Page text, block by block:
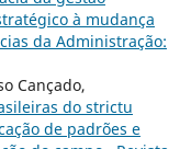
à mudança
da Administração:
Cançado,
do strictu
de padrões e